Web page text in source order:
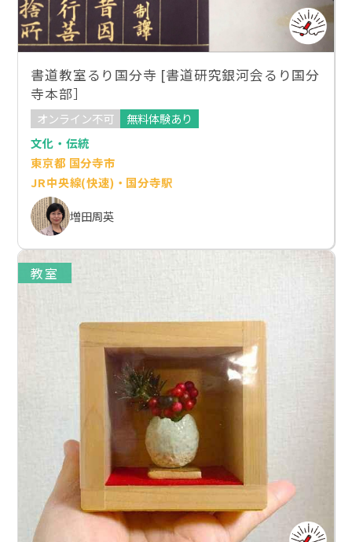
書道教室るり国分寺 [書道研究銀河会るり国分
寺本部］
オンライン不可
無料体験あり
文化・伝統
東京都 国分寺市
JR中央線(快速)・国分寺駅
増田周英
教室